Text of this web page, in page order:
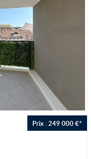
Prix : 249 000 €*